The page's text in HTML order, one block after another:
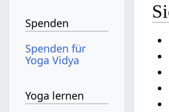
Spenden
Spenden für
Yoga Vidya
Yoga lernen